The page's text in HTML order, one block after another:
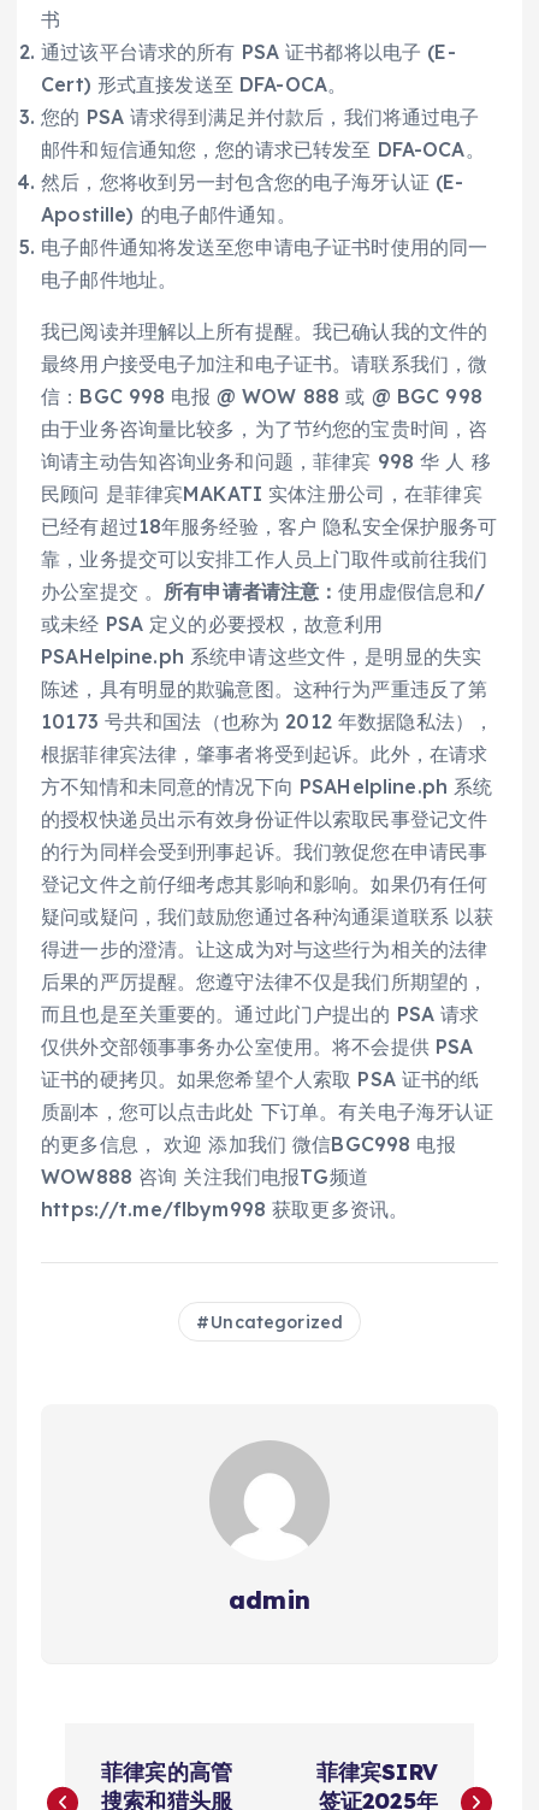
书
通过该平台请求的所有 PSA 证书都将以电子 (E-
Cert) 形式直接发送至 DFA-OCA。
您的 PSA 请求得到满足并付款后，我们将通过电子
邮件和短信通知您，您的请求已转发至 DFA-OCA。
然后，您将收到另一封包含您的电子海牙认证 (E-
Apostille) 的电子邮件通知。
电子邮件通知将发送至您申请电子证书时使用的同一
电子邮件地址。
我已阅读并理解以上所有提醒。我已确认我的文件的
最终用户接受电子加注和电子证书。请联系我们，微
信：BGC 998 电报 @ WOW 888 或 @ BGC 998
由于业务咨询量比较多，为了节约您的宝贵时间，咨
询请主动告知咨询业务和问题，菲律宾 998 华 人 移
民顾问 是菲律宾MAKATI 实体注册公司，在菲律宾
已经有超过18年服务经验，客户 隐私安全保护服务可
靠，业务提交可以安排工作人员上门取件或前往我们
办公室提交 。 所有申请者请注意：使用虚假信息和/
或未经 PSA 定义的必要授权，故意利用
PSAHelpine.ph 系统申请这些文件，是明显的失实
陈述，具有明显的欺骗意图。这种行为严重违反了第
10173 号共和国法（也称为 2012 年数据隐私法），
根据菲律宾法律，肇事者将受到起诉。此外，在请求
方不知情和未同意的情况下向 PSAHelpline.ph 系统
的授权快递员出示有效身份证件以索取民事登记文件
的行为同样会受到刑事起诉。我们敦促您在申请民事
登记文件之前仔细考虑其影响和影响。如果仍有任何
疑问或疑问，我们鼓励您通过各种沟通渠道联系 以获
得进一步的澄清。让这成为对与这些行为相关的法律
后果的严厉提醒。您遵守法律不仅是我们所期望的，
而且也是至关重要的。通过此门户提出的 PSA 请求
仅供外交部领事事务办公室使用。将不会提供 PSA
证书的硬拷贝。如果您希望个人索取 PSA 证书的纸
质副本，您可以点击此处 下订单。有关电子海牙认证
的更多信息， 欢迎 添加我们 微信BGC998 电报
WOW888 咨询 关注我们电报TG频道
https://t.me/flbym998 获取更多资讯。
Uncategorized
admin
菲律宾的高管
搜索和猎头服
菲律宾SIRV
签证2025年